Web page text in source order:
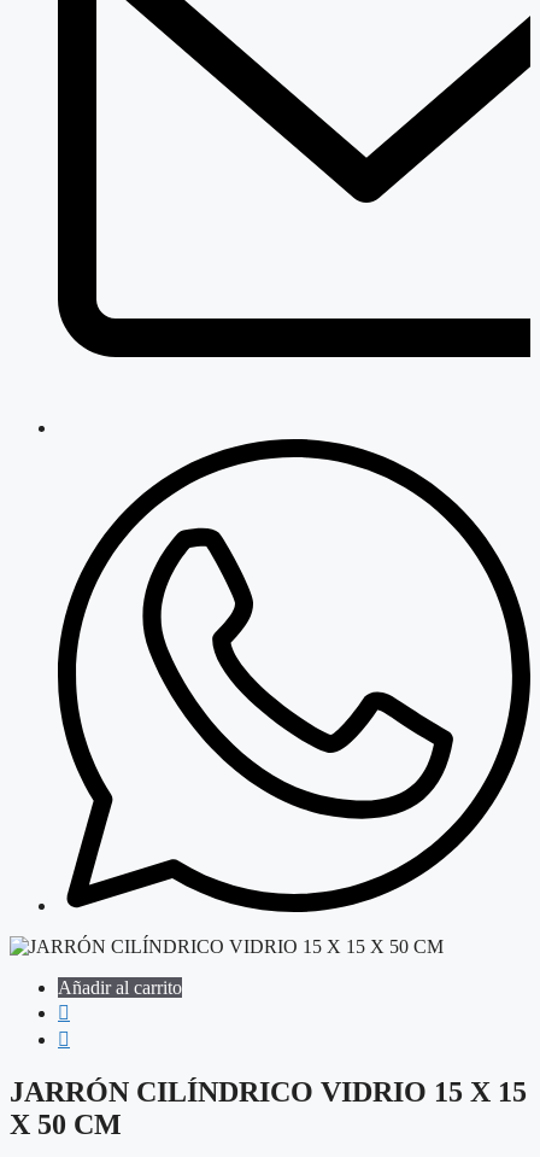
Añadir al carrito
JARRÓN CILÍNDRICO VIDRIO 15 X 15
X 50 CM